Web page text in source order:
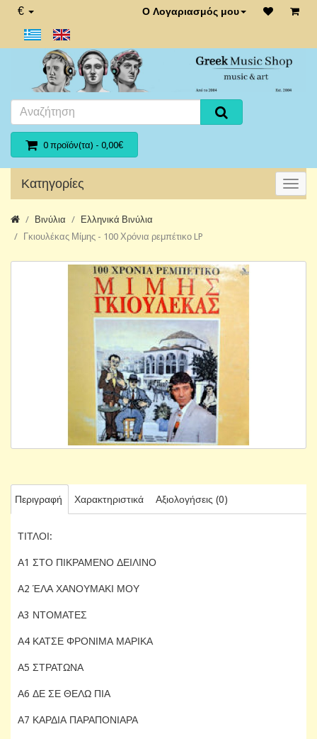
€ Ο Λογαριασμός μου
0 προϊόν(τα) - 0,00€
Κατηγορίες
Βινύλια
Ελληνικά Βινύλια
Γκιουλέκας Μίμης - 100 Χρόνια ρεμπέτικο LP
Περιγραφή Χαρακτηριστικά Αξιολογήσεις (0)
ΤΙΤΛΟΙ:
Α1 ΣΤΟ ΠΙΚΡΑΜΕΝΟ ΔΕΙΛΙΝΟ
Α2 ΈΛΑ ΧΑΝΟΥΜΑΚΙ ΜΟΥ
Α3 ΝΤΟΜΑΤΕΣ
Α4 ΚΑΤΣΕ ΦΡΟΝΙΜΑ ΜΑΡΙΚΑ
Α5 ΣΤΡΑΤΩΝΑ
Α6 ΔΕ ΣΕ ΘΕΛΩ ΠΙΑ
Α7 ΚΑΡΔΙΑ ΠΑΡΑΠΟΝΙΑΡΑ